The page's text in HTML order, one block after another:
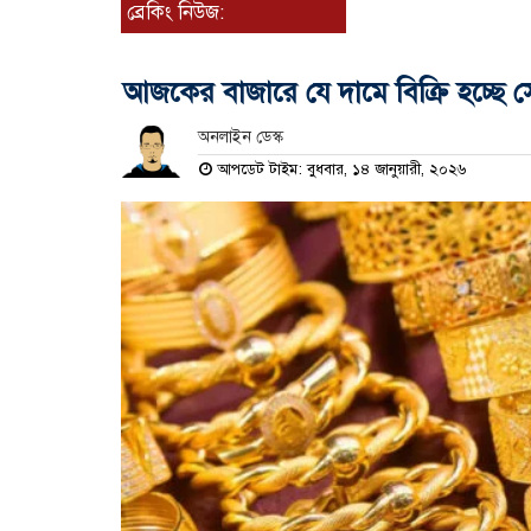
ব্রেকিং নিউজ:
আজকের বাজারে যে দামে বিক্রি হচ্ছে
অনলাইন ডেস্ক
আপডেট টাইম: বুধবার, ১৪ জানুয়ারী, ২০২৬